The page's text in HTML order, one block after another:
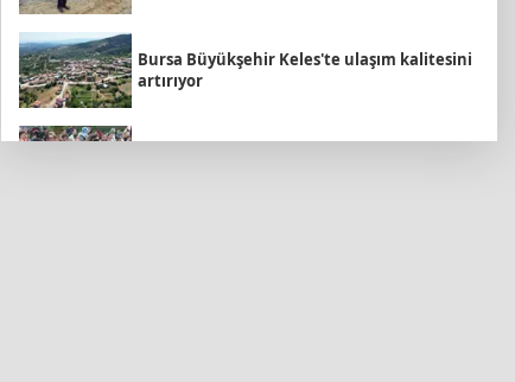
Bursa Büyükşehir Keles'te ulaşım kalitesini
artırıyor